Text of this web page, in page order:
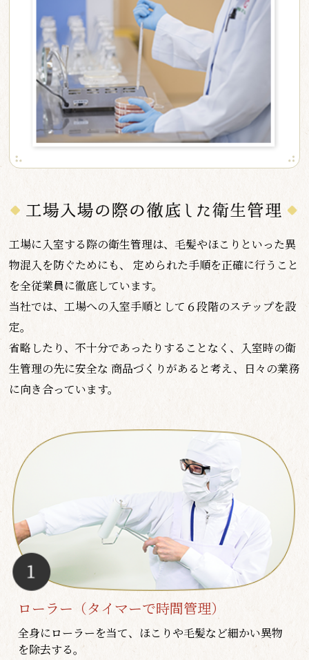
工場に入室する際の衛生管理は、毛髪やほこりといった異
物混入を防ぐためにも、
定められた手順を正確に行うこと
を全従業員に徹底しています。
当社では、工場への入室手順として６段階のステップを設
定。
省略したり、不十分であったりすることなく、入室時の衛
生管理の先に安全な 商品づくりがあると考え、日々の業務
に向き合っています。
ローラー（タイマーで時間管理）
全身にローラーを当て、ほこりや毛髪など細かい異物
を除去する。